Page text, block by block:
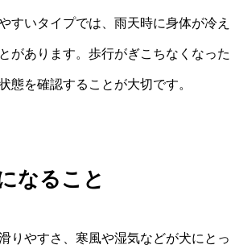
すいタイプでは、雨天時に身体が冷え
があります。歩行がぎこちなくなった
態を確認することが大切です。
なること
りやすさ、寒風や湿気などが犬にとっ